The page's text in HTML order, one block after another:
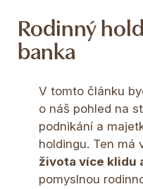
Rodinný
banka
V tomto článku
o náš pohled na
podnikání a
holdingu. Ten má
života více klidu
pomyslnou